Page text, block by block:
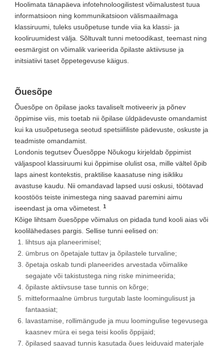
Hoolimata tänapäeva infotehnoloogilistest võimalustest tuua
informatsioon ning kommunikatsioon välismaailmaga
klassiruumi, tuleks usuõpetuse tunde viia ka klassi- ja
kooliruumidest välja. Sõltuvalt tunni metoodikast, teemast ning
eesmärgist on võimalik varieerida õpilaste aktiivsuse ja
initsiatiivi taset õppetegevuse käigus.
Õuesõpe
Õuesõpe on õpilase jaoks tavaliselt motiveeriv ja põnev
õppimise viis, mis toetab nii õpilase üldpädevuste omandamist
kui ka usuõpetusega seotud spetsiifiliste pädevuste, oskuste ja
teadmiste omandamist.
Londonis tegutsev Õuesõppe Nõukogu kirjeldab õppimist
väljaspool klassiruumi kui õppimise olulist osa, mille vältel õpib
laps ainest kontekstis, praktilise kaasatuse ning isikliku
avastuse kaudu. Nii omandavad lapsed uusi oskusi, töötavad
koostöös teiste inimestega ning saavad paremini aimu
iseendast ja oma võimetest.
1
Kõige lihtsam õuesõppe võimalus on pidada tund kooli aias või
koolilähedases pargis. Sellise tunni eelised on:
lihtsus aja planeerimisel;
ümbrus on õpetajale tuttav ja õpilastele turvaline;
õpetaja oskab tundi planeerides arvestada võimalike
segajate või takistustega ning riske minimeerida;
õpilaste aktiivsuse tase tunnis on kõrge;
mitteformaalne ümbrus turgutab laste loomingulisust ja
fantaasiat;
lavastamise, rollimängude ja muu loomingulise tegevusega
kaasnev müra ei sega teisi koolis õppijaid;
õpilased saavad tunnis kasutada õues leiduvaid materjale